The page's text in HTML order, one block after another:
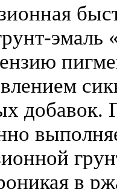
эмаль
добавок.
в